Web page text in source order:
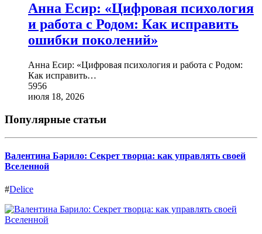
Анна Есир: «Цифровая психология
и работа с Родом: Как исправить
ошибки поколений»
Анна Есир: «Цифровая психология и работа с Родом:
Как исправить…
5956
июля 18, 2026
Популярные статьи
Валентина Барило: Секрет творца: как управлять своей
Вселенной
#Delice